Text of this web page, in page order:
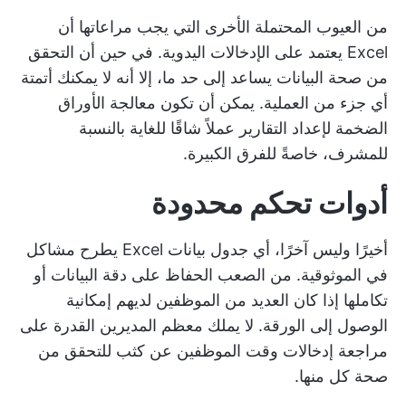
من العيوب المحتملة الأخرى التي يجب مراعاتها أن
Excel يعتمد على الإدخالات اليدوية. في حين أن التحقق
من صحة البيانات يساعد إلى حد ما، إلا أنه لا يمكنك أتمتة
أي جزء من العملية. يمكن أن تكون معالجة الأوراق
الضخمة لإعداد التقارير عملاً شاقًا للغاية بالنسبة
للمشرف، خاصةً للفرق الكبيرة.
أدوات تحكم محدودة
أخيرًا وليس آخرًا، أي جدول بيانات Excel يطرح مشاكل
في الموثوقية. من الصعب الحفاظ على دقة البيانات أو
تكاملها إذا كان العديد من الموظفين لديهم إمكانية
الوصول إلى الورقة. لا يملك معظم المديرين القدرة على
مراجعة إدخالات وقت الموظفين عن كثب للتحقق من
صحة كل منها.